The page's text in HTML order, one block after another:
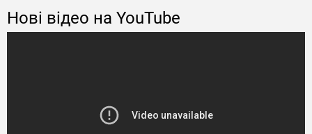
Нові відео на YouTube